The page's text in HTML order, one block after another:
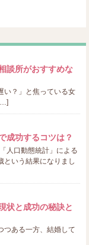
談所がおすすめな
い？」と焦っている女
成功するコツは？
人口動態統計」による
という結果になりまし
状と成功の秘訣と
つある一方、結婚して